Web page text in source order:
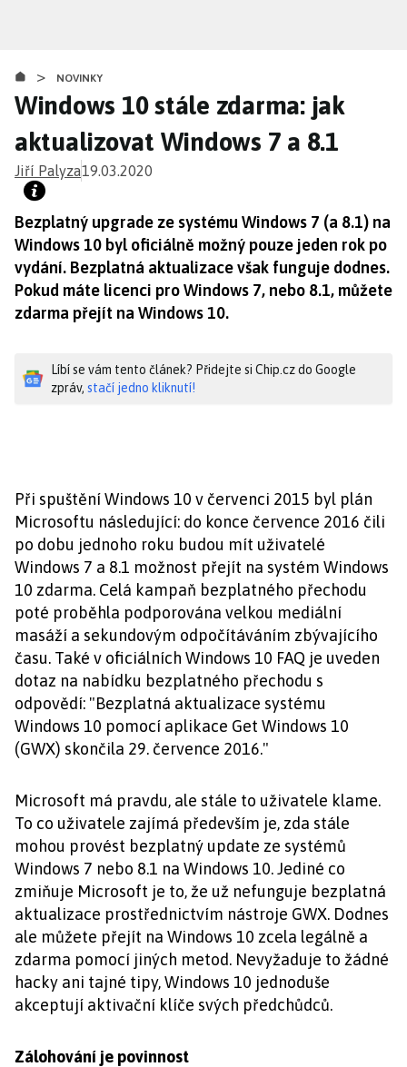
obsahu
> NOVINKY
Windows 10 stále zdarma: jak
aktualizovat Windows 7 a 8.1
Jiří Palyza19.03.2020
Bezplatný upgrade ze systému Windows 7 (a 8.1) na
Windows 10 byl oficiálně možný pouze jeden rok po
vydání. Bezplatná aktualizace však funguje dodnes.
Pokud máte licenci pro Windows 7, nebo 8.1, můžete
zdarma přejít na Windows 10.
Líbí se vám tento článek? Přidejte si Chip.cz do Google
zpráv, stačí jedno kliknutí!
Při spuštění Windows 10 v červenci 2015 byl plán
Microsoftu následující: do konce července 2016 čili
po dobu jednoho roku budou mít uživatelé
Windows 7 a 8.1 možnost přejít na systém Windows
10 zdarma. Celá kampaň bezplatného přechodu
poté proběhla podporována velkou mediální
masáží a sekundovým odpočítáváním zbývajícího
času. Také v oficiálních Windows 10 FAQ je uveden
dotaz na nabídku bezplatného přechodu s
odpovědí: "Bezplatná aktualizace systému
Windows 10 pomocí aplikace Get Windows 10
(GWX) skončila 29. července 2016."
Microsoft má pravdu, ale stále to uživatele klame.
To co uživatele zajímá především je, zda stále
mohou provést bezplatný update ze systémů
Windows 7 nebo 8.1 na Windows 10. Jediné co
zmiňuje Microsoft je to, že už nefunguje bezplatná
aktualizace prostřednictvím nástroje GWX. Dodnes
ale můžete přejít na Windows 10 zcela legálně a
zdarma pomocí jiných metod. Nevyžaduje to žádné
hacky ani tajné tipy, Windows 10 jednoduše
akceptují aktivační klíče svých předchůdců.
Zálohování je povinnost